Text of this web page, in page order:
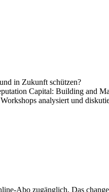
in Zukunft schützen?
Capital: Building and
analysiert und
Abo zugänglich. Das